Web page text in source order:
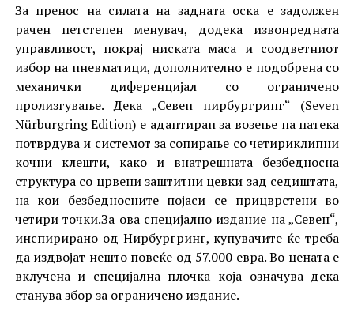
За пренос на силата на задната оска е задолжен
рачен петстепен менувач, додека извонредната
управливост, покрај ниската маса и соодветниот
избор на пневматици, дополнително е подобрена со
механички диференцијал со ограничено
пролизгување. Дека „Севен нирбургринг“ (Seven
Nürburgring Edition) е адаптиран за возење на патека
потврдува и системот за сопирање со четириклипни
кочни клешти, како и внатрешната безбедносна
структура со црвени заштитни цевки зад седиштата,
на кои безбедносните појаси се прицврстени во
четири точки.За ова специјално издание на „Севен“,
инспирирано од Нирбургринг, купувачите ќе треба
да издвојат нешто повеќе од 57.000 евра. Во цената е
вклучена и специјална плочка која означува дека
станува збор за ограничено издание.